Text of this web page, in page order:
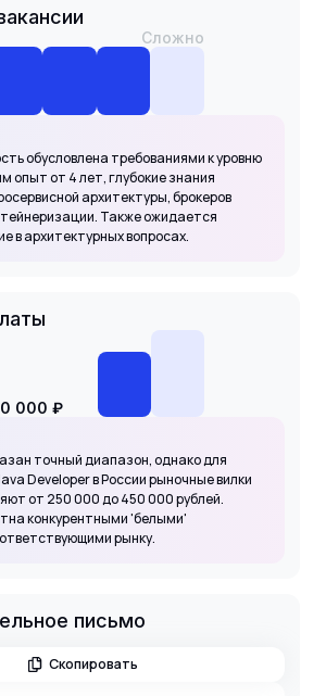
Сложно
обусловлена требованиями к уровню
опыт от 4 лет, глубокие знания
архитектуры, брокеров
Также ожидается
в архитектурных вопросах.
000 ₽
точный диапазон, однако для
Developer в России рыночные вилки
от 250 000 до 450 000 рублей.
конкурентными 'белыми'
рынку.
письмо
Скопировать